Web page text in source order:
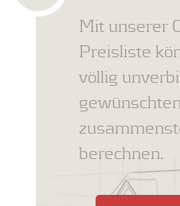
Mit unserer
Preisliste
völlig
berechnen.